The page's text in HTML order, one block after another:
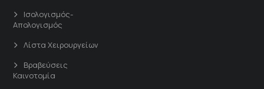
Ισολογισμός-
Απολογισμός
Λίστα Χειρουργείων
Βραβεύσεις
Καινοτομία